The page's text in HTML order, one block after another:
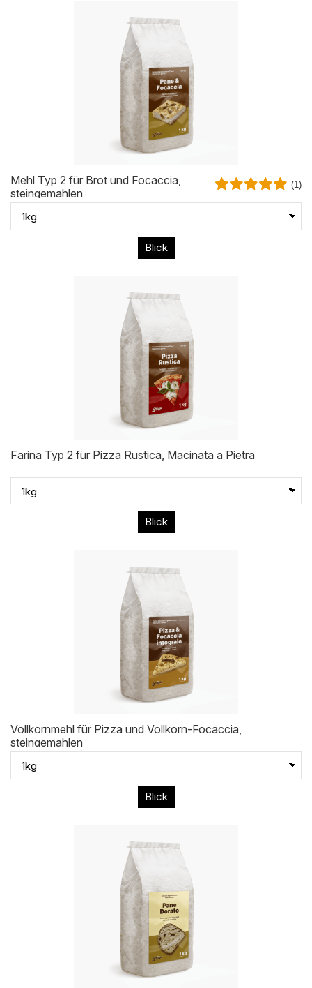
Mehl Typ 2 für Brot und Focaccia,
steingemahlen
(1)
Blick
Farina Typ 2 für Pizza Rustica, Macinata a Pietra
Blick
Vollkornmehl für Pizza und Vollkorn-Focaccia,
steingemahlen
Blick